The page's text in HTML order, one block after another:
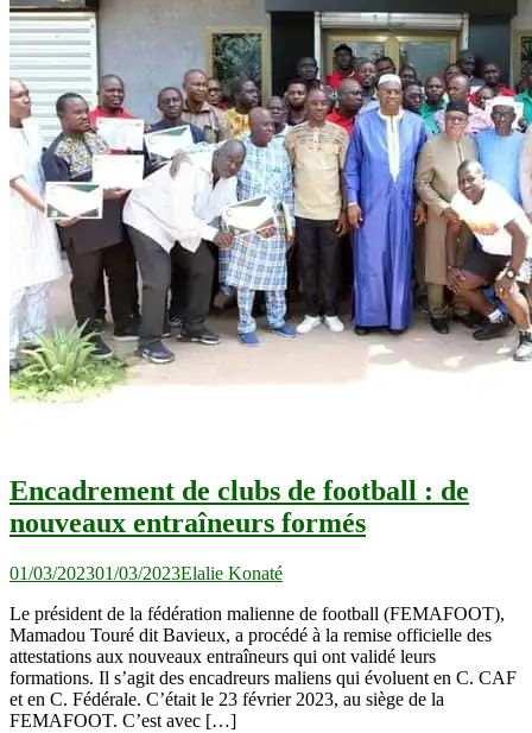
Encadrement de clubs de football : de
nouveaux entraîneurs formés
01/03/202301/03/2023Elalie Konaté
Le président de la fédération malienne de football (FEMAFOOT),
Mamadou Touré dit Bavieux, a procédé à la remise officielle des
attestations aux nouveaux entraîneurs qui ont validé leurs
formations. Il s’agit des encadreurs maliens qui évoluent en C. CAF
et en C. Fédérale. C’était le 23 février 2023, au siège de la
FEMAFOOT. C’est avec […]